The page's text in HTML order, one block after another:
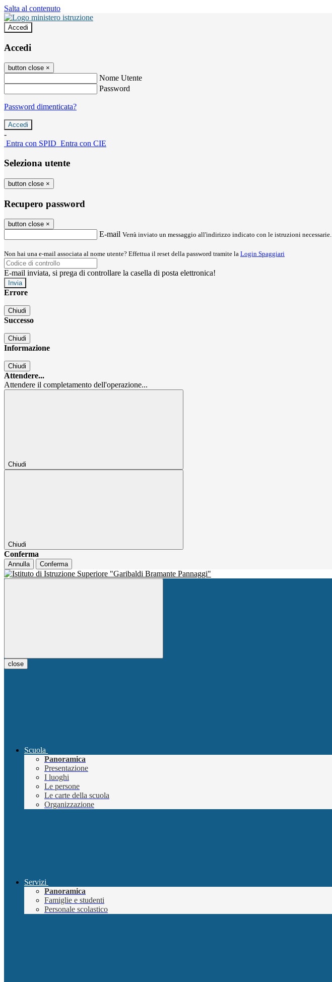
Salta al contenuto
Accedi
Accedi
button close ×
Nome Utente
Password
Password dimenticata?
-
Entra con SPID Entra con CIE
Seleziona utente
button close ×
Recupero password
button close ×
E-mail Verrà inviato un messaggio all'indirizzo indicato con le istruzioni necessarie.
Non hai una e-mail associata al nome utente? Effettua il reset della password tramite la Login Spaggiari
E-mail inviata, si prega di controllare la casella di posta elettronica!
Errore
Chiudi
Successo
Chiudi
Informazione
Chiudi
Attendere...
Attendere il completamento dell'operazione...
Chiudi
Chiudi
Conferma
Annulla Conferma
close
Scuola
Panoramica
Presentazione
I luoghi
Le persone
Le carte della scuola
Organizzazione
Servizi
Panoramica
Famiglie e studenti
Personale scolastico